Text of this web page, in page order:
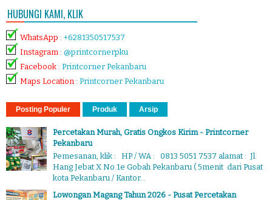
HUBUNGI KAMI, KLIK
WhatsApp : +6281350517537
Instagram : @printcornerpku
Facebook : Printcorner Pekanbaru
Maps Location : Printcorner Pekanbaru
Posting Populer Produk Arsip
Percetakan Murah, Gratis Ongkos Kirim - Printcorner
Pekanbaru
Pemesanan, klik : HP / WA : 0813 5051 7537 alamat : Jl.
Hang Jebat X No.1e Gobah Pekanbaru ( 5menit dari Pusat
kota Pekanbaru / Kantor...
Lowongan Magang Tahun 2026 - Pusat Percetakan